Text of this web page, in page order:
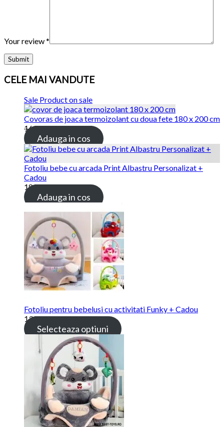
Your review*
CELE MAI VANDUTE
Sale Product on sale
Covoras de joaca termoizolant cu doua fete 180 x 200 cm
169.00 lei115.00 lei
Adauga in cos
Fotoliu bebe cu arcada Print Albastru Personalizat +
Cadou
189.00 lei
Adauga in cos
Fotoliu pentru bebelusi cu activitati Funky + Cadou
139.00 lei
Selecteaza optiuni